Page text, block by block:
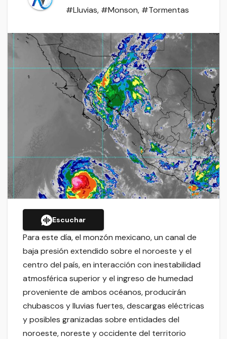
#Lluvias, #Monson, #Tormentas
Escuchar
Para este día, el monzón mexicano, un canal de
baja presión extendido sobre el noroeste y el
centro del país, en interacción con inestabilidad
atmosférica superior y el ingreso de humedad
proveniente de ambos océanos, producirán
chubascos y lluvias fuertes, descargas eléctricas
y posibles granizadas sobre entidades del
noroeste, noreste y occidente del territorio